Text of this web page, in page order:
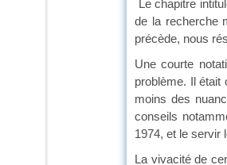
Le chapitre
de la recherche
précède, nous
Une courte
problème. Il était
moins des
conseils
1974, et le servir
La vivacité de